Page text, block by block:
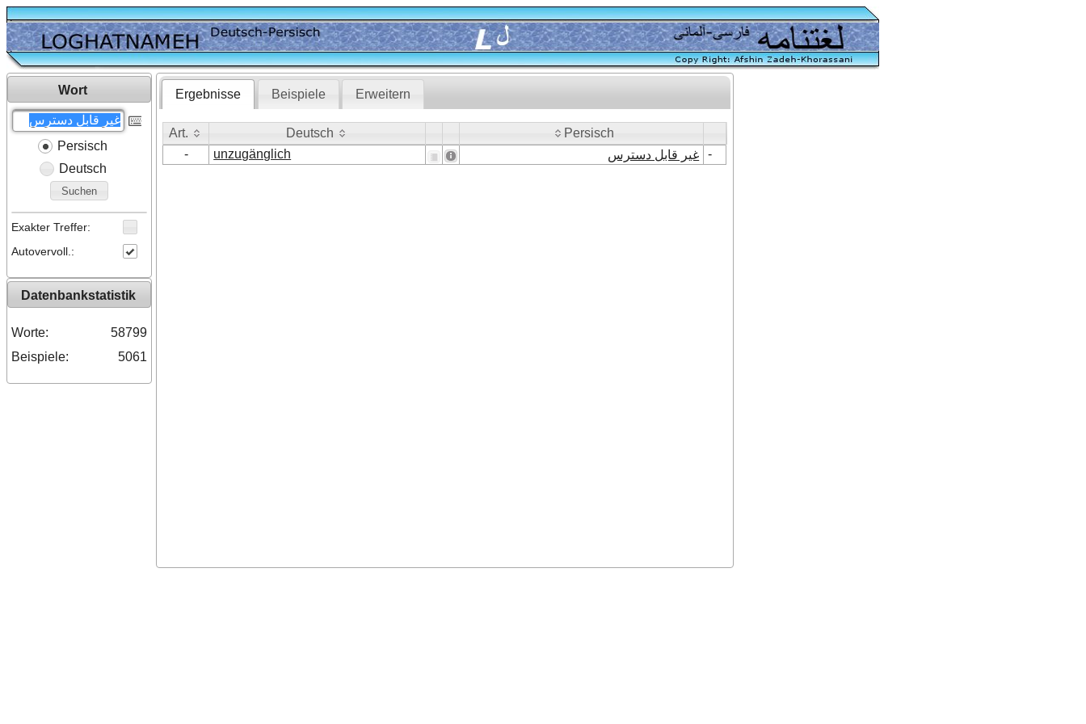
Wort
Persisch
Deutsch
Suchen
Exakter Treffer:
Autovervoll.:
Datenbankstatistik
Worte:
58799
Beispiele:
5061
Ergebnisse Beispiele Erweitern
Art. Deutsch
Persisch
Art.
- unzugänglich غیر قابل دسترس -